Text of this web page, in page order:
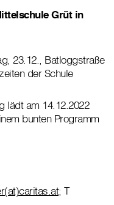
Grüt in
Batloggstraße
der Schule
lädt am 14.12.2022
bunten Programm
; T